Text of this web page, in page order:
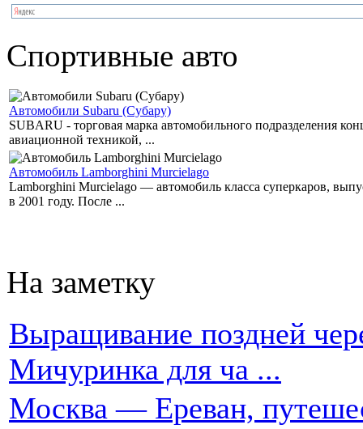
Спортивные авто
Автомобили Subaru (Субару)
SUBARU - торговая марка автомобильного подразделения
авиационной техникой, ...
Автомобиль Lamborghini Murcielago
Lamborghini Murcielago — автомобиль класса суперкаров,
в 2001 году. После ...
На заметку
Выращивание поздней
Мичуринка для ча ...
Москва — Ереван,